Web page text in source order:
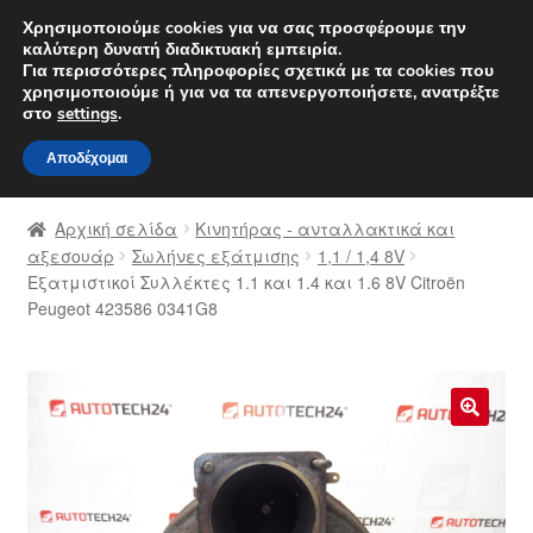
ΑΠΟΣΤΟΛΗ από 7 EUR
Δευτέρα-Παρ. 9 π.μ. - 4 μ.μ.
Απευθείας
μετάβαση
στην
πλοήγηση
Μετάβαση
σε
περιεχόμενο
Αρχική
Διαδικασία Παραπόνων
Επικοινωνία
Ο λογαριασμός μου
Αρχική σελίδα
Κινητήρας - ανταλλακτικά και
αξεσουάρ
Σωλήνες εξάτμισης
1,1 / 1,4 8V
Εξατμιστικοί Συλλέκτες 1.1 και 1.4 και 1.6 8V Citroën
Peugeot 423586 0341G8
Χρησιμοποιούμε cookies για να σας προσφέρουμε την
καλύτερη δυνατή διαδικτυακή εμπειρία.
Για περισσότερες πληροφορίες σχετικά με τα cookies που
χρησιμοποιούμε ή για να τα απενεργοποιήσετε, ανατρέξτε
στο settings.
Αποδέχομαι